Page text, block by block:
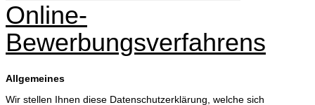
Online-
Bewerbungsverfahrens
Allgemeines
Wir stellen Ihnen diese Datenschutzerklärung, welche sich